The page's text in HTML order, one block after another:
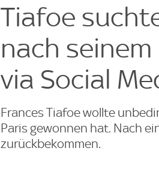
Tiafoe
nach
via Social
Frances Tiafoe wollte
Paris gewonnen hat. Nach
zurückbekommen.